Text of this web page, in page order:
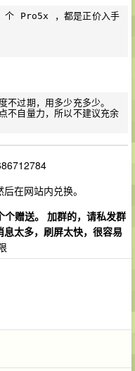
Pro5x ，都是正价入手
不过期，用多少充多少。
不自量力，所以不建议充余
在网站内兑换。
赠送。 加群的，请私发群
太多，刷屏太快，很容易